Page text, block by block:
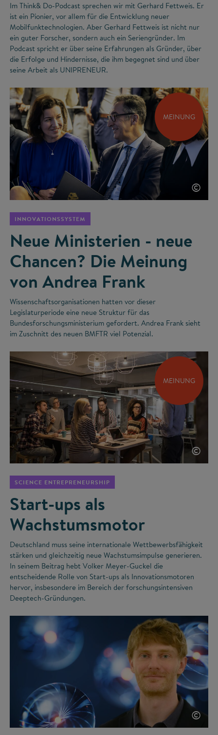
Im Think& Do-Podcast sprechen wir mit Gerhard Fettweis. Er
ist ein Pionier, vor allem für die Entwicklung neuer
Mobilfunktechnologien. Aber Gerhard Fettweis ist nicht nur
ein guter Forscher, sondern auch ein Seriengründer. Im
Podcast spricht er über seine Erfahrungen als Gründer, über
die Erfolge und Hindernisse, die ihm begegnet sind und über
seine Arbeit als UNIPRENEUR.
MEINUNG
©
INNOVATIONSSYSTEM
Neue Ministerien - neue
Chancen? Die Meinung
von Andrea Frank
Wissenschaftsorganisationen hatten vor dieser
Legislaturperiode eine neue Struktur für das
Bundesforschungsministerium gefordert. Andrea Frank sieht
im Zuschnitt des neuen BMFTR viel Potenzial.
MEINUNG
©
SCIENCE ENTREPRENEURSHIP
Start-ups als
Wachstumsmotor
Deutschland muss seine internationale Wettbewerbsfähigkeit
stärken und gleichzeitig neue Wachstumsimpulse generieren.
In seinem Beitrag hebt Volker Meyer-Guckel die
entscheidende Rolle von Start-ups als Innovationsmotoren
hervor, insbesondere im Bereich der forschungsintensiven
Deeptech-Gründungen.
©